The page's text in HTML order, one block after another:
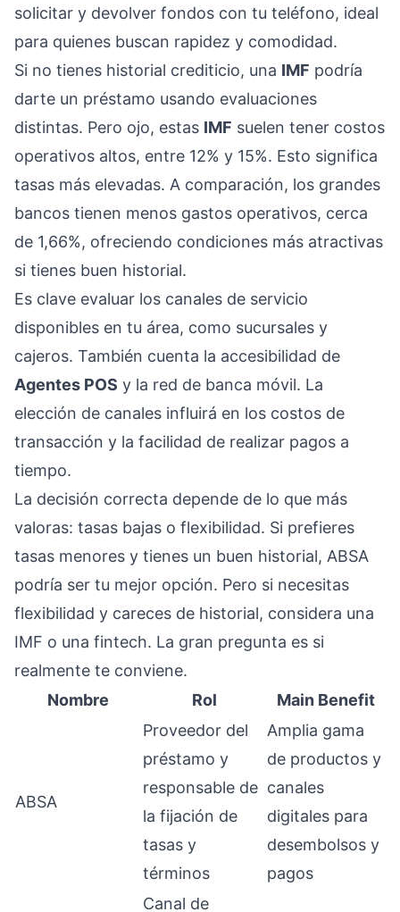
solicitar y devolver fondos con tu teléfono, ideal
para quienes buscan rapidez y comodidad.
Si no tienes historial crediticio, una IMF podría
darte un préstamo usando evaluaciones
distintas. Pero ojo, estas IMF suelen tener costos
operativos altos, entre 12% y 15%. Esto significa
tasas más elevadas. A comparación, los grandes
bancos tienen menos gastos operativos, cerca
de 1,66%, ofreciendo condiciones más atractivas
si tienes buen historial.
Es clave evaluar los canales de servicio
disponibles en tu área, como sucursales y
cajeros. También cuenta la accesibilidad de
Agentes POS y la red de banca móvil. La
elección de canales influirá en los costos de
transacción y la facilidad de realizar pagos a
tiempo.
La decisión correcta depende de lo que más
valoras: tasas bajas o flexibilidad. Si prefieres
tasas menores y tienes un buen historial, ABSA
podría ser tu mejor opción. Pero si necesitas
flexibilidad y careces de historial, considera una
IMF o una fintech. La gran pregunta es si
realmente te conviene.
Nombre
Rol Main Benefit
ABSA
Proveedor del
préstamo y
responsable de
la fijación de
tasas y
términos
Amplia gama
de productos y
canales
digitales para
desembolsos y
pagos
Canal de